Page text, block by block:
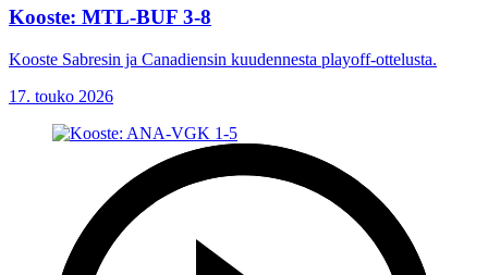
Kooste: MTL-BUF 3-8
Kooste Sabresin ja Canadiensin kuudennesta playoff-ottelusta.
17. touko 2026